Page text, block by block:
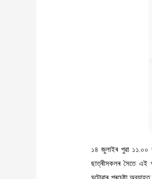
১৪ জুলাইৰ পুৱা ১১.০০
ছাত্ৰীসকলৰ সৈতে এই
ঘটোৱাৰ প্ৰচেষ্টা অব্যাহত